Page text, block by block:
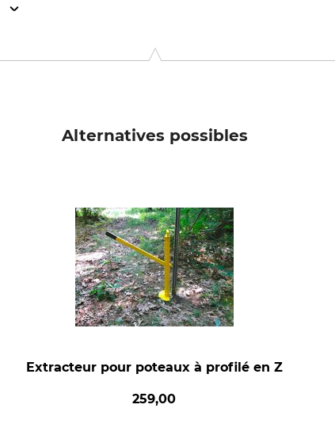
Alternatives possibles
Extracteur pour poteaux à profilé en Z
259,00